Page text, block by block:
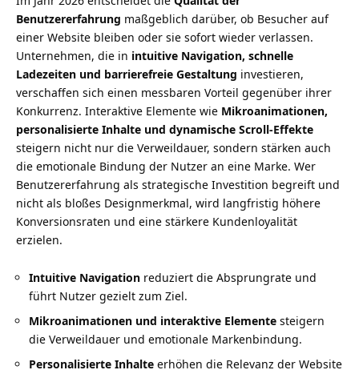
Benutzererfahrung maßgeblich darüber, ob Besucher auf
einer Website bleiben oder sie sofort wieder verlassen.
Unternehmen, die in intuitive Navigation, schnelle
Ladezeiten und barrierefreie Gestaltung investieren,
verschaffen sich einen messbaren Vorteil gegenüber ihrer
Konkurrenz. Interaktive Elemente wie Mikroanimationen,
personalisierte Inhalte und dynamische Scroll-Effekte
steigern nicht nur die Verweildauer, sondern stärken auch
die emotionale Bindung der Nutzer an eine Marke. Wer
Benutzererfahrung als strategische Investition begreift und
nicht als bloßes Designmerkmal, wird langfristig höhere
Konversionsraten und eine stärkere Kundenloyalität
erzielen.
Intuitive Navigation reduziert die Absprungrate und
führt Nutzer gezielt zum Ziel.
Mikroanimationen und interaktive Elemente steigern
die Verweildauer und emotionale Markenbindung.
Personalisierte Inhalte erhöhen die Relevanz der Website